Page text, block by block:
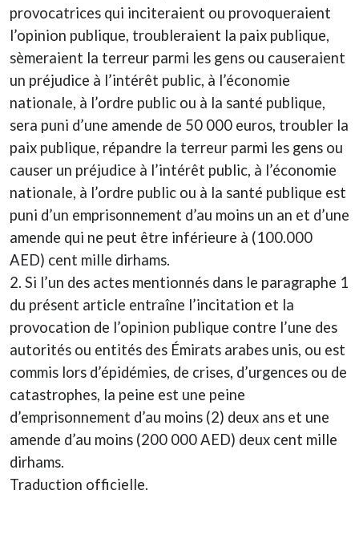
provocatrices qui inciteraient ou provoqueraient
l’opinion publique, troubleraient la paix publique,
sèmeraient la terreur parmi les gens ou causeraient
un préjudice à l’intérêt public, à l’économie
nationale, à l’ordre public ou à la santé publique,
sera puni d’une amende de 50 000 euros, troubler la
paix publique, répandre la terreur parmi les gens ou
causer un préjudice à l’intérêt public, à l’économie
nationale, à l’ordre public ou à la santé publique est
puni d’un emprisonnement d’au moins un an et d’une
amende qui ne peut être inférieure à (100.000
AED) cent mille dirhams.
2. Si l’un des actes mentionnés dans le paragraphe 1
du présent article entraîne l’incitation et la
provocation de l’opinion publique contre l’une des
autorités ou entités des Émirats arabes unis, ou est
commis lors d’épidémies, de crises, d’urgences ou de
catastrophes, la peine est une peine
d’emprisonnement d’au moins (2) deux ans et une
amende d’au moins (200 000 AED) deux cent mille
dirhams.
Traduction officielle.